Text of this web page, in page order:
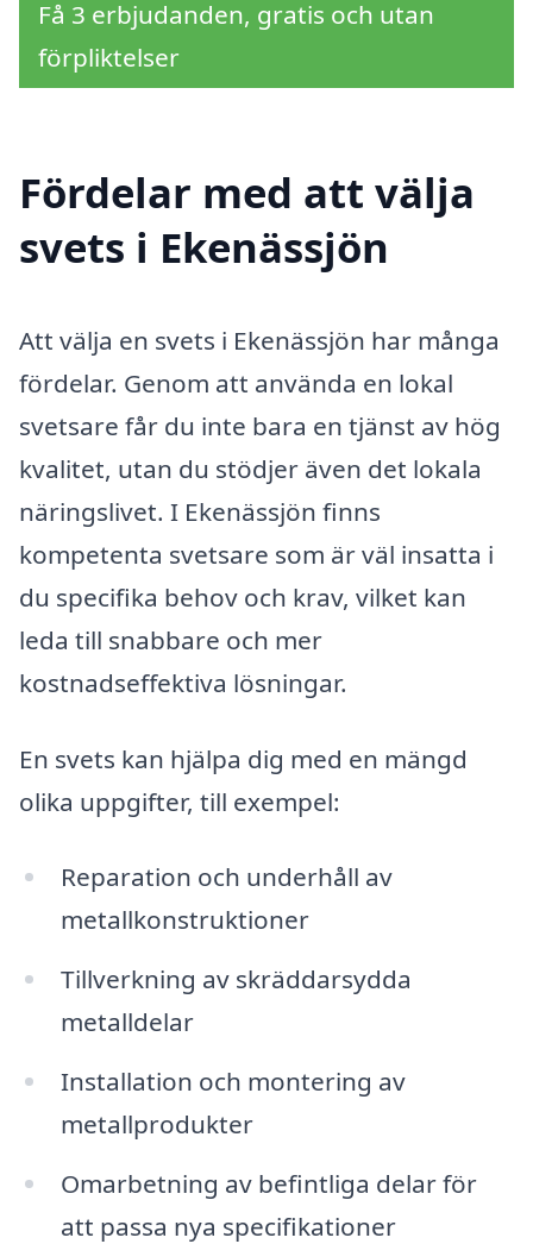
Få 3 erbjudanden, gratis och utan
förpliktelser
Fördelar med att välja
svets i Ekenässjön
Att välja en svets i Ekenässjön har många
fördelar. Genom att använda en lokal
svetsare får du inte bara en tjänst av hög
kvalitet, utan du stödjer även det lokala
näringslivet. I Ekenässjön finns
kompetenta svetsare som är väl insatta i
du specifika behov och krav, vilket kan
leda till snabbare och mer
kostnadseffektiva lösningar.
En svets kan hjälpa dig med en mängd
olika uppgifter, till exempel:
Reparation och underhåll av
metallkonstruktioner
Tillverkning av skräddarsydda
metalldelar
Installation och montering av
metallprodukter
Omarbetning av befintliga delar för
att passa nya specifikationer